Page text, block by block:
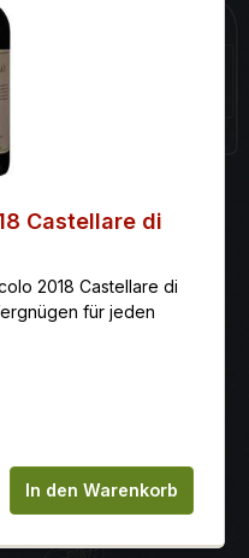
Castellare di
2018 Castellare di
für jeden
den
In den Warenkorb